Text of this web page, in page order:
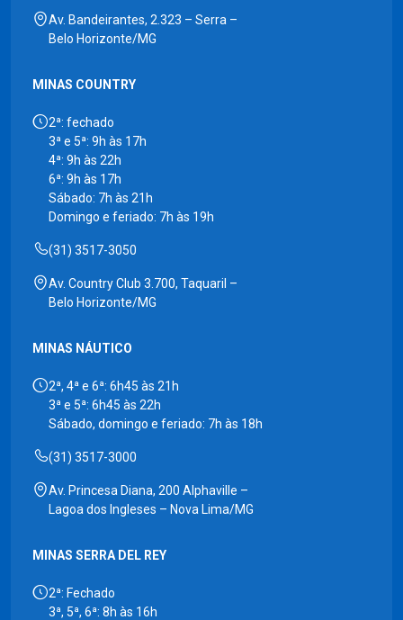
Av. Bandeirantes, 2.323 – Serra –
Belo Horizonte/MG
MINAS COUNTRY
2ª: fechado
3ª e 5ª: 9h às 17h
4ª: 9h às 22h
6ª: 9h às 17h
Sábado: 7h às 21h
Domingo e feriado: 7h às 19h
(31) 3517-3050
Av. Country Club 3.700, Taquaril –
Belo Horizonte/MG
MINAS NÁUTICO
2ª, 4ª e 6ª: 6h45 às 21h
3ª e 5ª: 6h45 às 22h
Sábado, domingo e feriado: 7h às 18h
(31) 3517-3000
Av. Princesa Diana, 200 Alphaville –
Lagoa dos Ingleses – Nova Lima/MG
MINAS SERRA DEL REY
2ª: Fechado
3ª, 5ª, 6ª: 8h às 16h